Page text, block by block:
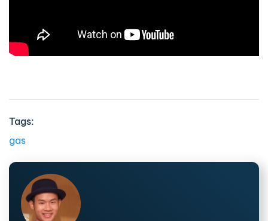
Tags:
gas